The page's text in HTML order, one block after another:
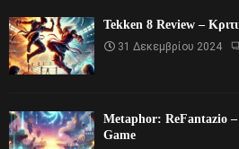
Tekken 8 Review –
31 Δεκεμβρίου 2024
Metaphor: ReFantazio –
Game